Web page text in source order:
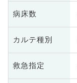
病床数
カルテ種別
救急指定